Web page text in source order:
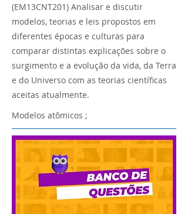
(EM13CNT201) Analisar e discutir
modelos, teorias e leis propostos em
diferentes épocas e culturas para
comparar distintas explicações sobre o
surgimento e a evolução da vida, da Terra
e do Universo com as teorias científicas
aceitas atualmente.
Modelos atômicos ;